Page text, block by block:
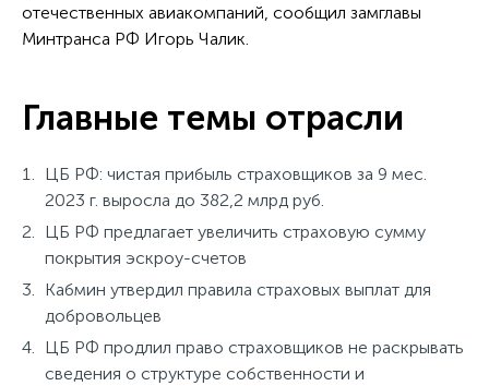
отечественных авиакомпаний, сообщил замглавы
Минтранса РФ Игорь Чалик.
Главные темы отрасли
ЦБ РФ: чистая прибыль страховщиков за 9 мес.
2023 г. выросла до 382,2 млрд руб.
ЦБ РФ предлагает увеличить страховую сумму
покрытия эскроу-счетов
Кабмин утвердил правила страховых выплат для
добровольцев
ЦБ РФ продлил право страховщиков не раскрывать
сведения о структуре собственности и